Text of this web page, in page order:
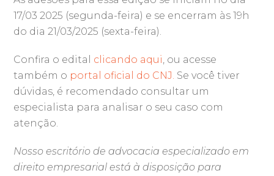
17/03 2025 (segunda-feira) e se encerram às 19h
do dia 21/03/2025 (sexta-feira).
Confira o edital clicando aqui , ou acesse
também o portal oficial do CNJ. Se você tiver
dúvidas, é recomendado consultar um
especialista para analisar o seu caso com
atenção.
Nosso escritório de advocacia especializado em
direito empresarial está à disposição para